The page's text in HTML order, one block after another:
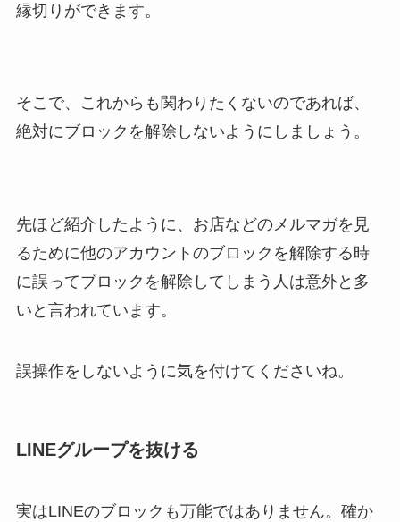
縁切りができます。
そこで、これからも関わりたくないのであれば、
絶対にブロックを解除しないようにしましょう。
先ほど紹介したように、お店などのメルマガを見
るために他のアカウントのブロックを解除する時
に誤ってブロックを解除してしまう人は意外と多
いと言われています。
誤操作をしないように気を付けてくださいね。
LINEグループを抜ける
実はLINEのブロックも万能ではありません。確か